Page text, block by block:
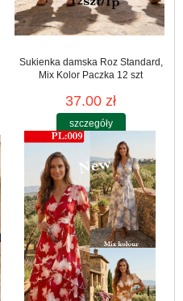
Sukienka damska Roz Standard,
Mix Kolor Paczka 12 szt
37.00 zł
szczegóły